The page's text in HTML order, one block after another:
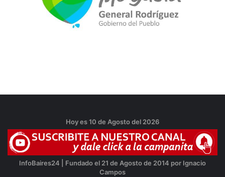
Hoy es 10 de Agosto del 2026
InfoBaires24 | Fundado el 21 de Agosto de 2014 por Ignacio
Campos